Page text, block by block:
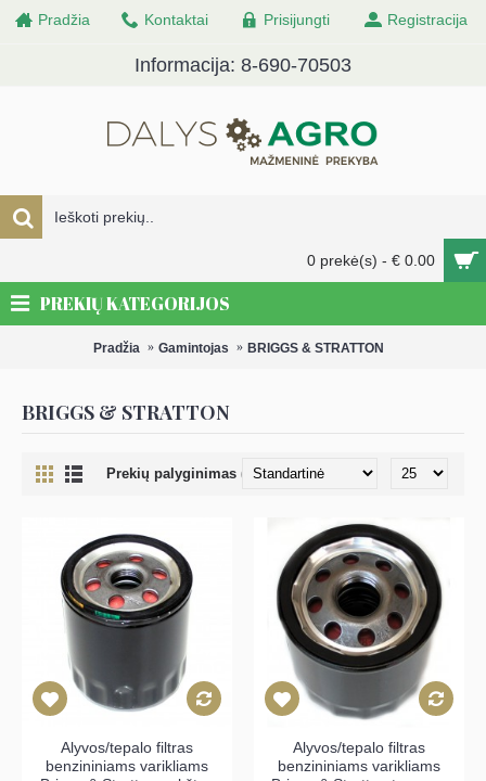
Pradžia Kontaktai Prisijungti Registracija
Informacija: 8-690-70503
0 prekė(s) - € 0.00
PREKIŲ KATEGORIJOS
Pradžia Gamintojas BRIGGS & STRATTON
BRIGGS & STRATTON
Prekių palyginimas (0)
Alyvos/tepalo filtras
benzininiams varikliams
Alyvos/tepalo filtras
benzininiams varikliams